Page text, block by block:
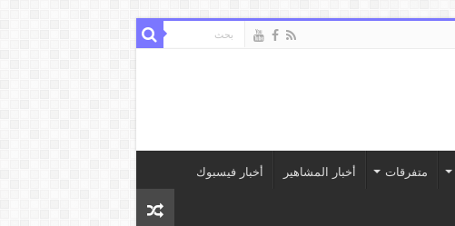
متفرقات أخبار المشاهير أخبار فيسبوك